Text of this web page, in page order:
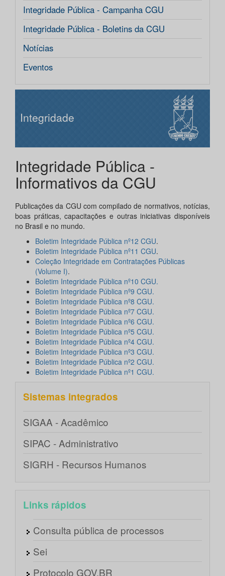
Integridade Pública - Campanha CGU
Integridade Pública - Boletins da CGU
Notícias
Eventos
Integridade
Integridade Pública -
Informativos da CGU
Publicações da CGU com compilado de normativos, notícias,
boas práticas, capacitações e outras iniciativas disponíveis
no Brasil e no mundo.
Boletim Integridade Pública nº12 CGU.
Boletim Integridade Pública nº11 CGU.
Coleção Integridade em Contratações Públicas
(Volume I).
Boletim Integridade Pública nº10 CGU.
Boletim Integridade Pública nº9 CGU.
Boletim Integridade Pública nº8 CGU.
Boletim Integridade Pública nº7 CGU.
Boletim Integridade Pública nº6 CGU.
Boletim Integridade Pública nº5 CGU.
Boletim Integridade Pública nº4 CGU.
Boletim Integridade Pública nº3 CGU.
Boletim Integridade Pública nº2 CGU.
Boletim Integridade Pública nº1 CGU.
Sistemas integrados
SIGAA - Acadêmico
SIPAC - Administrativo
SIGRH - Recursos Humanos
Links rápidos
Consulta pública de processos
Sei
Protocolo GOV.BR